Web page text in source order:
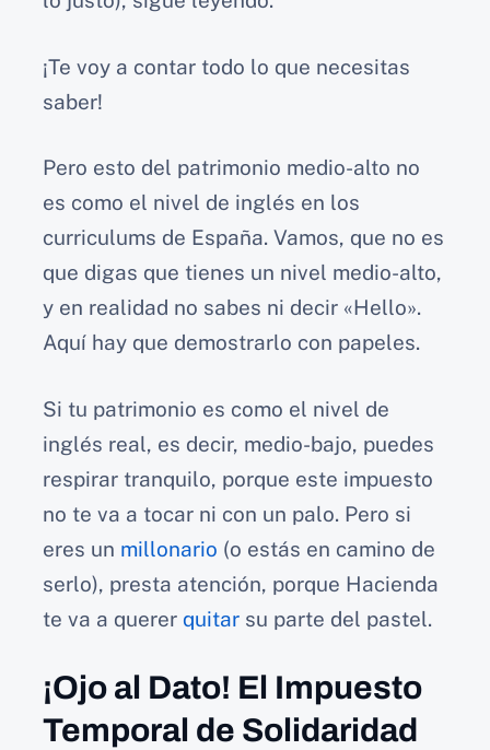
¡Te voy a contar todo lo que necesitas
saber!
Pero esto del patrimonio medio-alto no
es como el nivel de inglés en los
curriculums de España. Vamos, que no es
que digas que tienes un nivel medio-alto,
y en realidad no sabes ni decir «Hello».
Aquí hay que demostrarlo con papeles.
Si tu patrimonio es como el nivel de
inglés real, es decir, medio-bajo, puedes
respirar tranquilo, porque este impuesto
no te va a tocar ni con un palo. Pero si
eres un millonario (o estás en camino de
serlo), presta atención, porque Hacienda
te va a querer quitar su parte del pastel.
¡Ojo al Dato! El Impuesto
Temporal de Solidaridad